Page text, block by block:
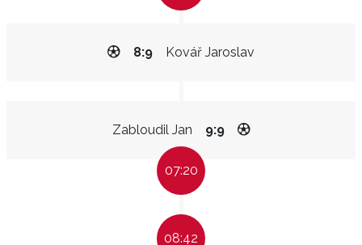
Kovář Jaroslav
8:9
Zabloudil Jan 9:9
07:20
08:42